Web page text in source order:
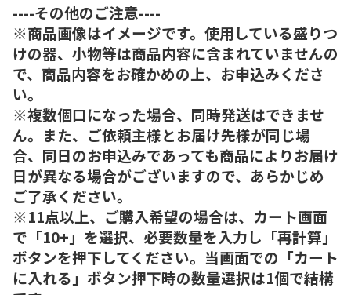
----その他のご注意----
※商品画像はイメージです。使用している盛りつ
けの器、小物等は商品内容に含まれていませんの
で、商品内容をお確かめの上、お申込みくださ
い。
※複数個口になった場合、同時発送はできませ
ん。また、ご依頼主様とお届け先様が同じ場
合、同日のお申込みであっても商品によりお届け
日が異なる場合がございますので、あらかじめ
ご了承ください。
※11点以上、ご購入希望の場合は、カート画面
で「10+」を選択、必要数量を入力し「再計算」
ボタンを押下してください。当画面での「カート
に入れる」ボタン押下時の数量選択は1個で結構